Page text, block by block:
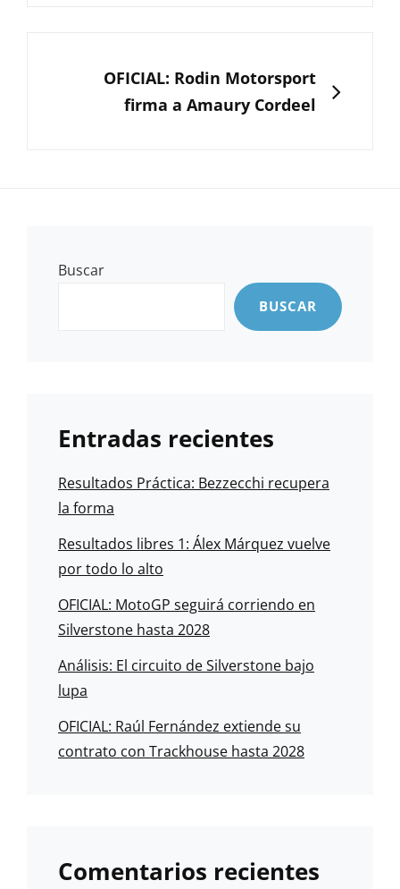
SIGUIENTE
OFICIAL: Rodin Motorsport
firma a Amaury Cordeel
Buscar
BUSCAR
Entradas recientes
Resultados Práctica: Bezzecchi recupera
la forma
Resultados libres 1: Álex Márquez vuelve
por todo lo alto
OFICIAL: MotoGP seguirá corriendo en
Silverstone hasta 2028
Análisis: El circuito de Silverstone bajo
lupa
OFICIAL: Raúl Fernández extiende su
contrato con Trackhouse hasta 2028
Comentarios recientes